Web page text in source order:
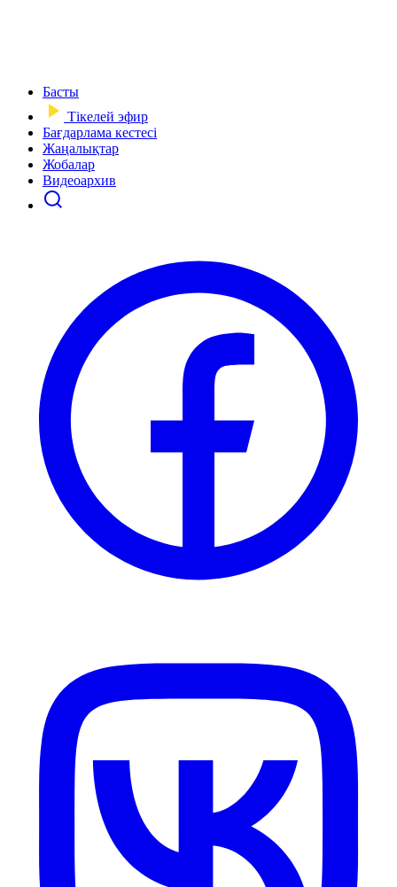
Басты
Тікелей эфир
Бағдарлама кестесі
Жаңалықтар
Жобалар
Видеоархив